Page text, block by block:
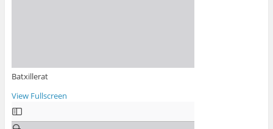
Batxillerat
View Fullscreen